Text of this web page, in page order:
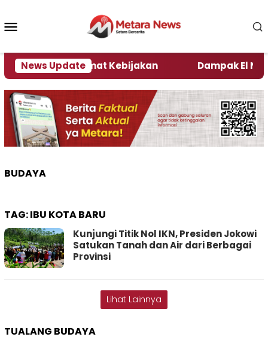
konten
News Update
Kata Pengamat Kebijakan Dampak El Nino,
BUDAYA
TAG:IBU KOTA BARU
Kunjungi Titik Nol IKN, Presiden Jokowi
Satukan Tanah dan Air dari Berbagai
Provinsi
Lihat Lainnya
TUALANG BUDAYA